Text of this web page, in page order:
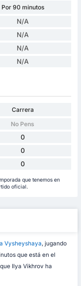
Por 90 minutos
N/A
N/A
N/A
N/A
Carrera
No Pens
0
0
0
que tenemos en
oficial.
Vysheyshaya, jugando
que está en el
Ilya Vikhrov ha